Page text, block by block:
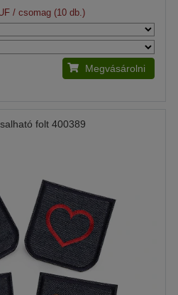
/ csomag (10 db.)
Megvásárolni
folt 400389